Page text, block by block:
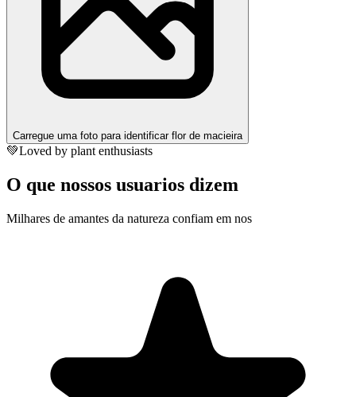
Carregue uma foto para identificar flor de macieira
💚Loved by plant enthusiasts
O que nossos usuarios dizem
Milhares de amantes da natureza confiam em nos